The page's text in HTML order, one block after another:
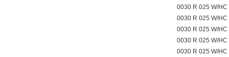
0030 R 025 W/
0030 R 025 W/
0030 R 025 W/
0030 R 025 W/
0030 R 025 W/